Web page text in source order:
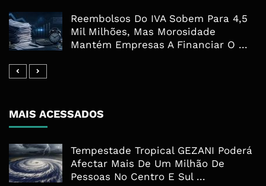
Reembolsos Do IVA Sobem Para 4,5
Mil Milhões, Mas Morosidade
Mantém Empresas A Financiar O ...
MAIS ACESSADOS
Tempestade Tropical GEZANI Poderá
Afectar Mais De Um Milhão De
Pessoas No Centro E Sul ...